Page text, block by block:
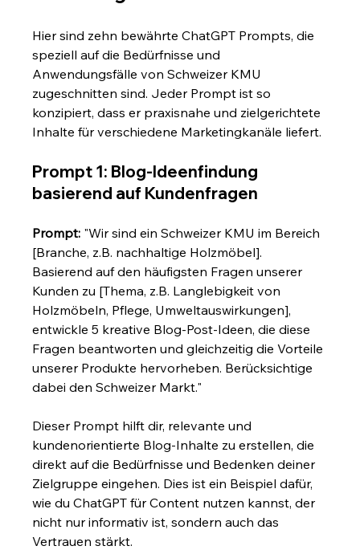
Hier sind zehn bewährte ChatGPT Prompts, die
speziell auf die Bedürfnisse und
Anwendungsfälle von Schweizer KMU
zugeschnitten sind. Jeder Prompt ist so
konzipiert, dass er praxisnahe und zielgerichtete
Inhalte für verschiedene Marketingkanäle liefert.
Prompt 1: Blog-Ideenfindung
basierend auf Kundenfragen
Prompt: "Wir sind ein Schweizer KMU im Bereich
[Branche, z.B. nachhaltige Holzmöbel].
Basierend auf den häufigsten Fragen unserer
Kunden zu [Thema, z.B. Langlebigkeit von
Holzmöbeln, Pflege, Umweltauswirkungen],
entwickle 5 kreative Blog-Post-Ideen, die diese
Fragen beantworten und gleichzeitig die Vorteile
unserer Produkte hervorheben. Berücksichtige
dabei den Schweizer Markt."
Dieser Prompt hilft dir, relevante und
kundenorientierte Blog-Inhalte zu erstellen, die
direkt auf die Bedürfnisse und Bedenken deiner
Zielgruppe eingehen. Dies ist ein Beispiel dafür,
wie du ChatGPT für Content nutzen kannst, der
nicht nur informativ ist, sondern auch das
Vertrauen stärkt.